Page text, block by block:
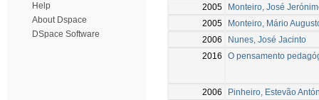
Help
About Dspace
DSpace Software
2005
Monteiro, José
2005
Monteiro, Mário
2006
Nunes, José Jacinto
2016
O pensamento
2006
Pinheiro, Estevão